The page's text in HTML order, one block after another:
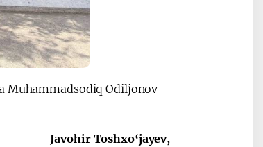
Muhammadsodiq Odiljonov
Javohir Toshxo‘jayev,